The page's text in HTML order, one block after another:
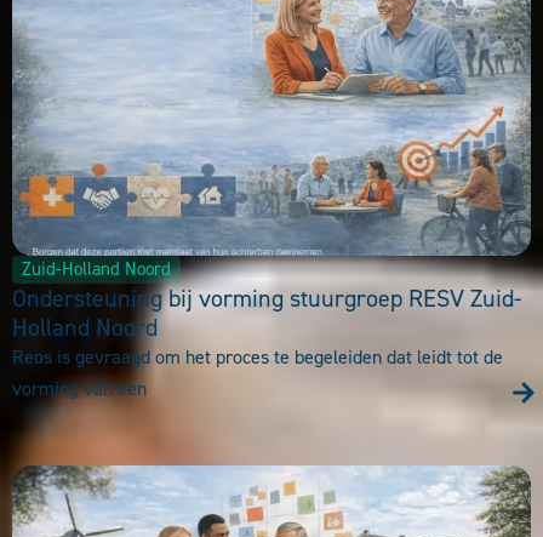
Zuid-Holland Noord
Ondersteuning bij vorming stuurgroep RESV Zuid-
Holland Noord
Reos is gevraagd om het proces te begeleiden dat leidt tot de
vorming van een